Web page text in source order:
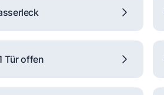
Tür offen